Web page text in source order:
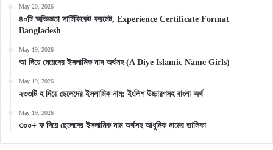
May 20, 2026
৪০টি অভিজ্ঞতা সার্টিফিকেট ফরমেট, Experience Certificate Format
Bangladesh
May 19, 2026
আ দিয়ে মেয়েদের ইসলামিক নাম অর্থসহ (A Diye Islamic Name Girls)
May 19, 2026
২৩৩টি হ দিয়ে ছেলেদের ইসলামিক নাম: ইংলিশ উচ্চারণসহ বাংলা অর্থ
May 19, 2026
৩০০+ ফ দিয়ে ছেলেদের ইসলামিক নাম অর্থসহ আধুনিক নামের তালিকা